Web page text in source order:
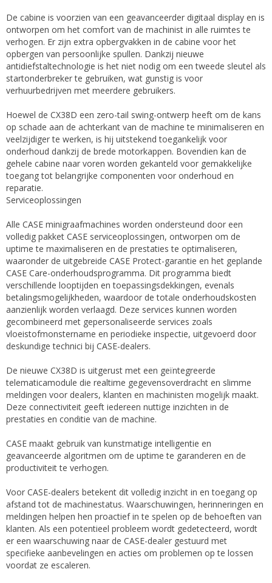
De cabine is voorzien van een geavanceerder digitaal display en is
ontworpen om het comfort van de machinist in alle ruimtes te
verhogen. Er zijn extra opbergvakken in de cabine voor het
opbergen van persoonlijke spullen. Dankzij nieuwe
antidiefstaltechnologie is het niet nodig om een ​​tweede sleutel als
startonderbreker te gebruiken, wat gunstig is voor
verhuurbedrijven met meerdere gebruikers.
Hoewel de CX38D een zero-tail swing-ontwerp heeft om de kans
op schade aan de achterkant van de machine te minimaliseren en
veelzijdiger te werken, is hij uitstekend toegankelijk voor
onderhoud dankzij de brede motorkappen. Bovendien kan de
gehele cabine naar voren worden gekanteld voor gemakkelijke
toegang tot belangrijke componenten voor onderhoud en
reparatie.
Serviceoplossingen
Alle CASE minigraafmachines worden ondersteund door een
volledig pakket CASE serviceoplossingen, ontworpen om de
uptime te maximaliseren en de prestaties te optimaliseren,
waaronder de uitgebreide CASE Protect-garantie en het geplande
CASE Care-onderhoudsprogramma. Dit programma biedt
verschillende looptijden en toepassingsdekkingen, evenals
betalingsmogelijkheden, waardoor de totale onderhoudskosten
aanzienlijk worden verlaagd. Deze services kunnen worden
gecombineerd met gepersonaliseerde services zoals
vloeistofmonstername en periodieke inspectie, uitgevoerd door
deskundige technici bij CASE-dealers.
De nieuwe CX38D is uitgerust met een geïntegreerde
telematicamodule die realtime gegevensoverdracht en slimme
meldingen voor dealers, klanten en machinisten mogelijk maakt.
Deze connectiviteit geeft iedereen nuttige inzichten in de
prestaties en conditie van de machine.
CASE maakt gebruik van kunstmatige intelligentie en
geavanceerde algoritmen om de uptime te garanderen en de
productiviteit te verhogen.
Voor CASE-dealers betekent dit volledig inzicht in en toegang op
afstand tot de machinestatus. Waarschuwingen, herinneringen en
meldingen helpen hen proactief in te spelen op de behoeften van
klanten. Als een potentieel probleem wordt gedetecteerd, wordt
er een waarschuwing naar de CASE-dealer gestuurd met
specifieke aanbevelingen en acties om problemen op te lossen
voordat ze escaleren.